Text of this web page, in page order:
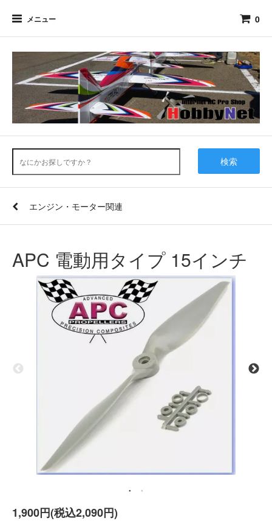
メニュー 0
検索
エンジン・モーター関連
APC 電動用タイプ 15インチ
1,900円(税込2,090円)